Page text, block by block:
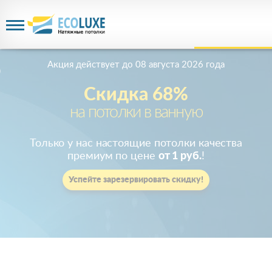
Скидка 68%
на потолки в ванную
Акция действует до 08 августа 2026 года
Только у нас настоящие потолки качества
премиум по цене от 1 руб.!
Успейте зарезервировать скидку!